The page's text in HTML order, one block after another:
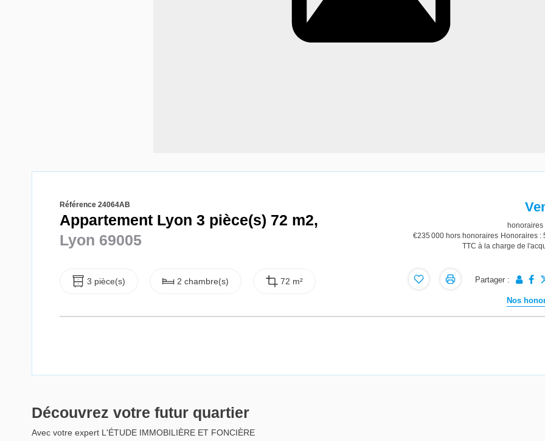
Référence 24064AB
Appartement Lyon 3 pièce(s) 72 m2,
Lyon 69005
3 pièce(s) 2 chambre(s) 72 m²
€235 000 hors honoraires Honoraires :
TTC à la charge de
Partager :
Nos
Découvrez votre futur quartier
Avec votre expert L'ÉTUDE IMMOBILIÈRE ET FONCIÈRE